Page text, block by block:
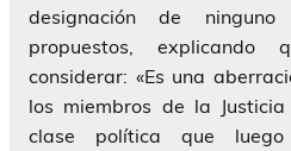
designación de
propuestos,
considerar: «Es una
los miembros de la
clase política que